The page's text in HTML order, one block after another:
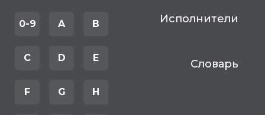
0-9 A B
C D E
F G H
Исполнители
Словарь